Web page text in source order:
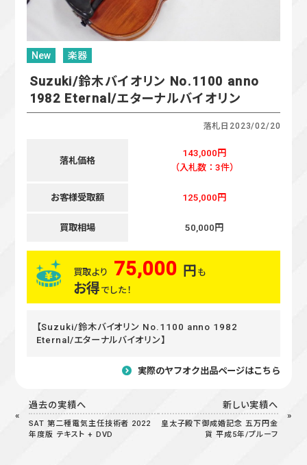
New 楽器
Suzuki/鈴木バイオリン No.1100 anno
1982 Eternal/エターナルバイオリン
落札日 2023/02/20
落札価格
143,000円
（入札数：3件）
お客様受取額 125,000円
買取相場 50,000円
買取より 75,000 円 も
お得 でした！
【Suzuki/鈴木バイオリン No.1100 anno 1982
Eternal/エターナルバイオリン】
実際のヤフオク出品ページはこちら
過去の実績へ
SAT 第二種電気主任技術者 2022
年度版 テキスト + DVD
新しい実績へ
皇太子殿下御成婚記念 五万円金
貨 平成5年/プルーフ